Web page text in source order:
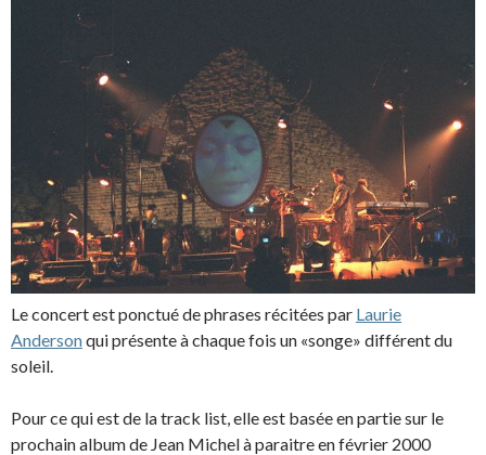
Le concert est ponctué de phrases récitées par Laurie
Andersonqui présente à chaque fois un «songe» différent du
soleil.
Pour ce qui est de la track list, elle est basée en partie sur le
prochain album de Jean Michel à paraitre en février 2000